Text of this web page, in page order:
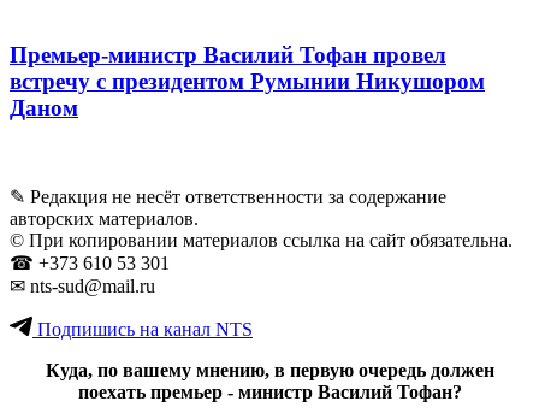
Премьер-министр Василий Тофан провел
встречу с президентом Румынии Никушором
Даном
✎ Редакция не несёт ответственности за содержание
авторских материалов.
© При копировании материалов ссылка на сайт обязательна.
☎︎ +373 610 53 301
✉ nts-sud@mail.ru
Подпишись на канал NTS
Куда, по вашему мнению, в первую очередь должен
поехать премьер - министр Василий Тофан?